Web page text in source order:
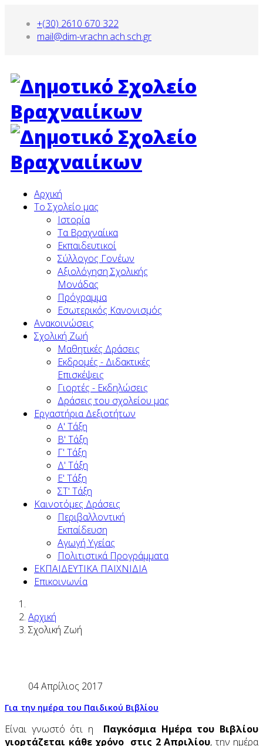
+(30) 2610 670 322
mail@dim-vrachn.ach.sch.gr
Αρχική
To Σχολείο μας
Ιστορία
Τα Βραχναίικα
Εκπαιδευτικοί
Σύλλογος Γονέων
Αξιολόγηση Σχολικής
Μονάδας
Πρόγραμμα
Εσωτερικός Κανονισμός
Ανακοινώσεις
Σχολική Ζωή
Μαθητικές Δράσεις
Εκδρομές - Διδακτικές
Επισκέψεις
Γιορτές - Εκδηλώσεις
Δράσεις του σχολείου μας
Εργαστήρια Δεξιοτήτων
Α' Τάξη
Β' Τάξη
Γ' Τάξη
Δ' Τάξη
Ε' Τάξη
ΣΤ' Τάξη
Καινοτόμες Δράσεις
Περιβαλλοντική
Εκπαίδευση
Αγωγή Υγείας
Πολιτιστικά Προγράμματα
ΕΚΠΑΙΔΕΥΤΙΚΑ ΠΑΙΧΝΙΔΙΑ
Επικοινωνία
Αρχική
Σχολική Ζωή
04 Απρίλιος 2017
Για την ημέρα του Παιδικού Βιβλίου
Είναι γνωστό ότι η Παγκόσμια Ημέρα του Βιβλίου
γιορτάζεται κάθε χρόνο στις 2 Απριλίου, την ημέρα